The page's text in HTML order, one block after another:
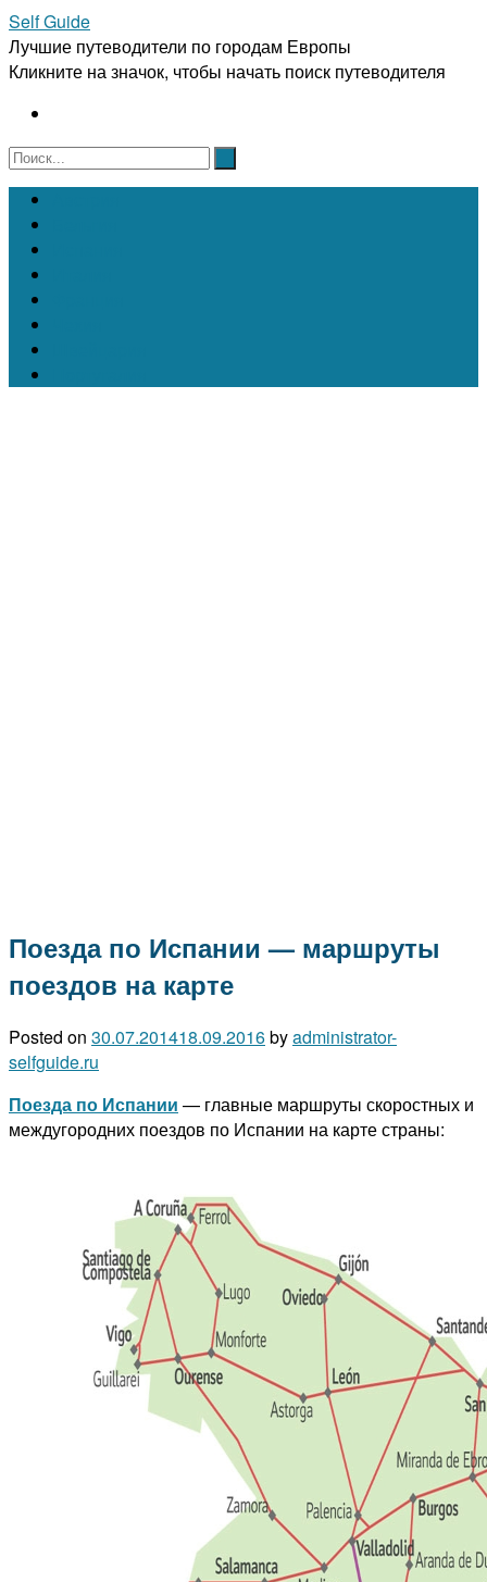
Self Guide
Лучшие путеводители по городам Европы
Кликните на значок, чтобы начать поиск путеводителя
Поезда по Испании — маршруты
поездов на карте
Posted on 30.07.201418.09.2016byadministrator-
selfguide.ru
Поезда по Испании — главные маршруты скоростных и
междугородних поездов по Испании на карте страны: